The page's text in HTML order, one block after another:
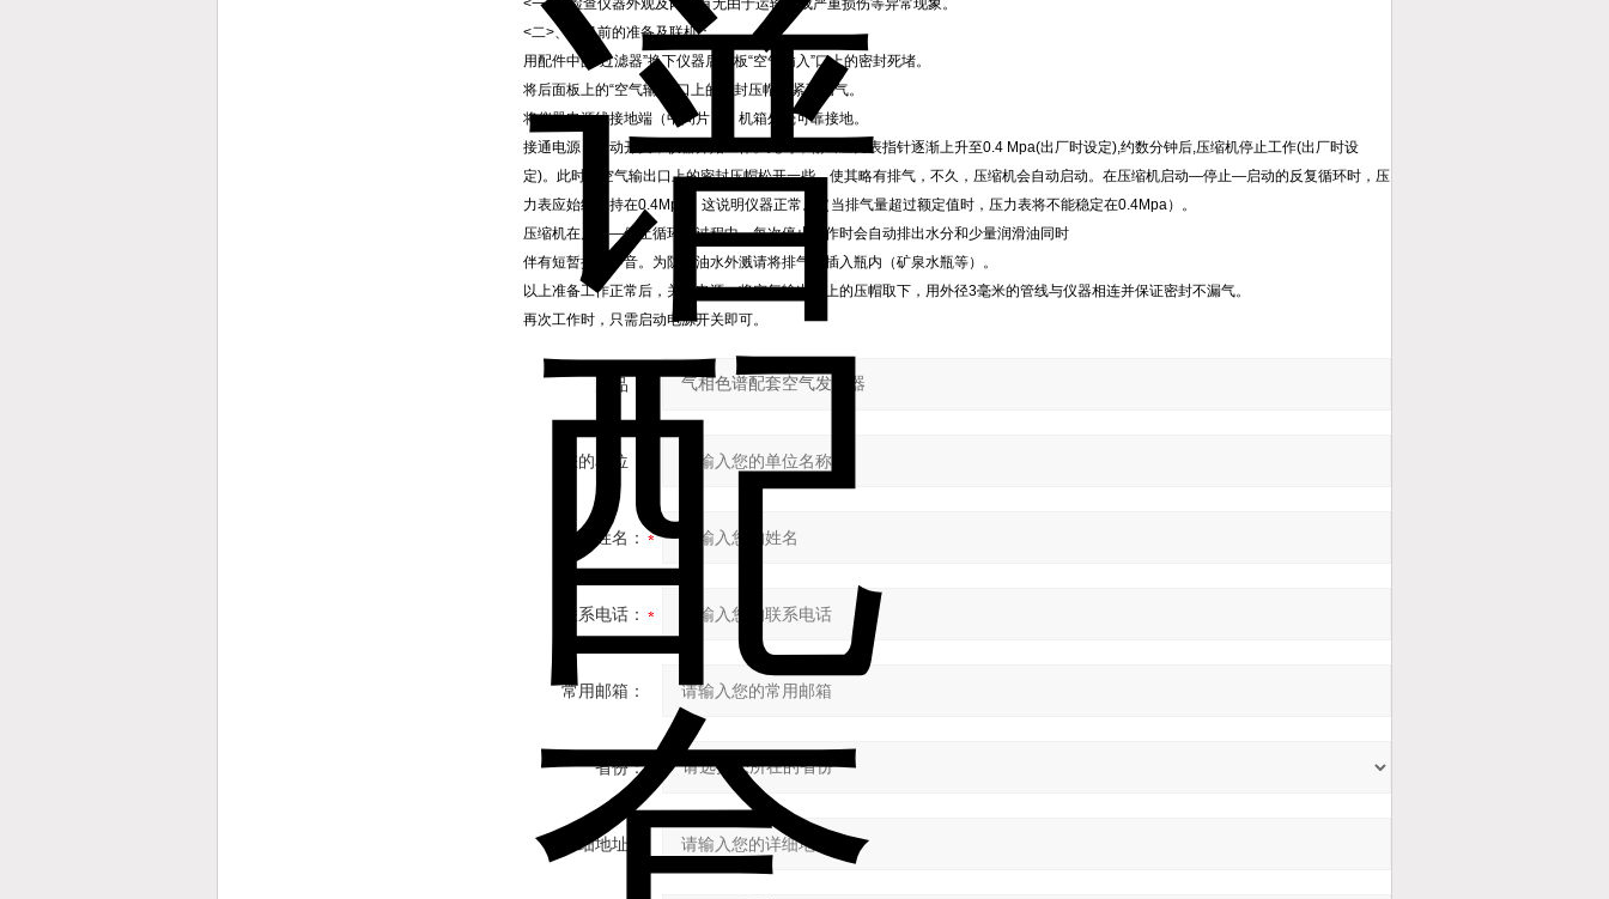
<一>、检查仪器外观及内部有无由于运输造成严重损伤等异常现象。
<二>、开机前的准备及联机：
用配件中的“过滤器”换下仪器后面板“空气输入”口上的密封死堵。
将后面板上的“空气输出”口上的密封压帽拧紧不漏气。
将仪器电源线接地端（中间片）、机箱外壳可靠接地。
接通电源，启动开关，仪器开始工作。此时，输出压力表指针逐渐上升至0.4 Mpa(出厂时设定),约数分钟后,压缩机停止工作(出厂时设
定)。此时将空气输出口上的密封压帽松开一些，使其略有排气，不久，压缩机会自动启动。在压缩机启动—停止—启动的反复循环时，压
力表应始终保持在0.4Mpa，这说明仪器正常。（当排气量超过额定值时，压力表将不能稳定在0.4Mpa）。
压缩机在启动—停止循环的过程中，每次停止工作时会自动排出水分和少量润滑油同时
伴有短暂排气声音。为防止油水外溅请将排气管插入瓶内（矿泉水瓶等）。
以上准备工作正常后，关闭电源，将空气输出口上的压帽取下，用外径3毫米的管线与仪器相连并保证密封不漏气。
再次工作时，只需启动电源开关即可。
产品：
您的单位：
您的姓名：
联系电话：
常用邮箱：
省份：
详细地址：